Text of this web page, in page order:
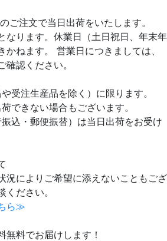
ご注文で当日出荷をいたします。
なります。休業日（土日祝日、年末年
ねます。 営業日につきましては、
確認ください。
受注生産品を除く）に限ります。
できない場合もございます。
込・郵便振替）は当日出荷をお受け
況によりご希望に添えないこともござ
ださい。
ら≫
無料でお届けします！